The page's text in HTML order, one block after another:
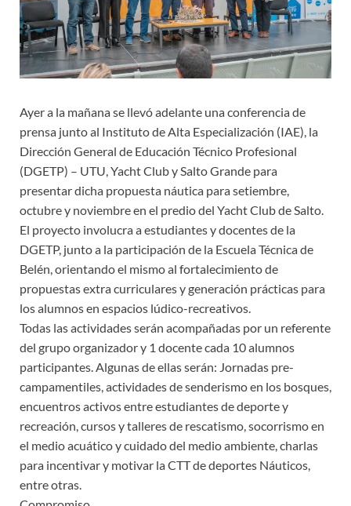
Ayer a la mañana se llevó adelante una conferencia de
prensa junto al Instituto de Alta Especialización (IAE), la
Dirección General de Educación Técnico Profesional
(DGETP) – UTU, Yacht Club y Salto Grande para
presentar dicha propuesta náutica para setiembre,
octubre y noviembre en el predio del Yacht Club de Salto.
El proyecto involucra a estudiantes y docentes de la
DGETP, junto a la participación de la Escuela Técnica de
Belén, orientando el mismo al fortalecimiento de
propuestas extra curriculares y generación prácticas para
los alumnos en espacios lúdico-recreativos.
Todas las actividades serán acompañadas por un referente
del grupo organizador y 1 docente cada 10 alumnos
participantes. Algunas de ellas serán: Jornadas pre-
campamentiles, actividades de senderismo en los bosques,
encuentros activos entre estudiantes de deporte y
recreación, cursos y talleres de rescatismo, socorrismo en
el medio acuático y cuidado del medio ambiente, charlas
para incentivar y motivar la CTT de deportes Náuticos,
entre otras.